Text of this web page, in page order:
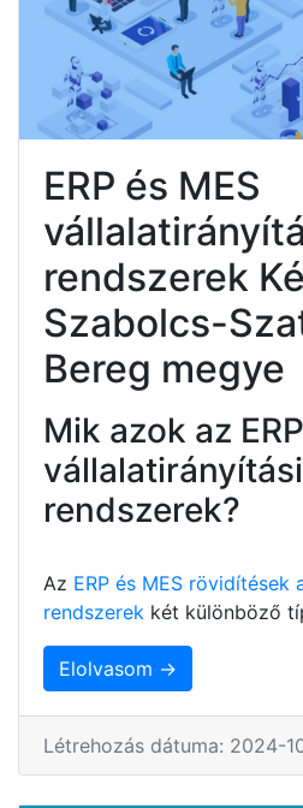
ERP és MES
rendszerek
Szabolcs-
Bereg megye
Mik azok az
vállalatirányítási
rendszerek?
Az ERP és MES rövidítések
rendszerek két különböző
Elolvasom →
Létrehozás dátuma: 2024-